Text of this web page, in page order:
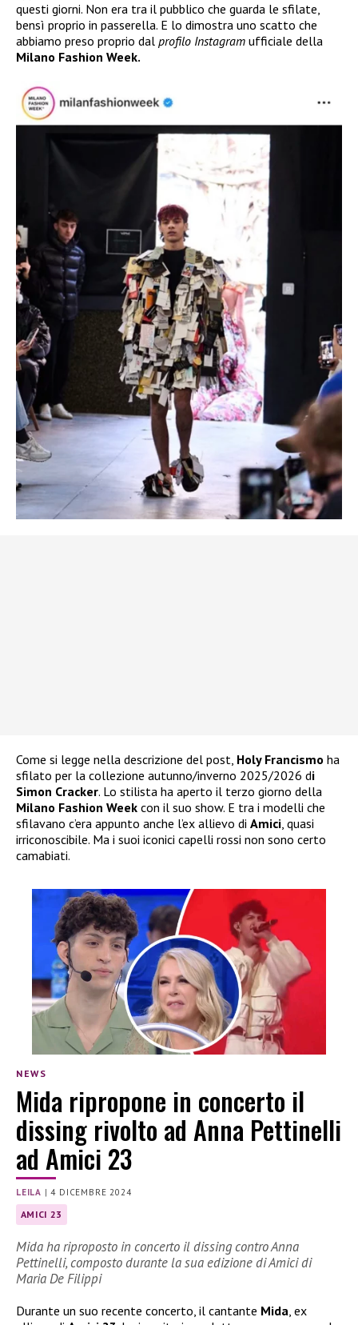
questi giorni. Non era tra il pubblico che guarda le sfilate,
bensì proprio in passerella. E lo dimostra uno scatto che
abbiamo preso proprio dal profilo Instagram ufficiale della
Milano Fashion Week.
Come si legge nella descrizione del post, Holy Francismo ha
sfilato per la collezione autunno/inverno 2025/2026 di
Simon Cracker. Lo stilista ha aperto il terzo giorno della
Milano Fashion Week con il suo show. E tra i modelli che
sfilavano c’era appunto anche l’ex allievo di Amici , quasi
irriconoscibile. Ma i suoi iconici capelli rossi non sono certo
camabiati.
NEWS
Mida ripropone in concerto il
dissing rivolto ad Anna Pettinelli
ad Amici 23
LEILA |4 DICEMBRE 2024
AMICI 23
Mida ha riproposto in concerto il dissing contro Anna
Pettinelli, composto durante la sua edizione di Amici di
Maria De Filippi
Durante un suo recente concerto, il cantante Mida , ex